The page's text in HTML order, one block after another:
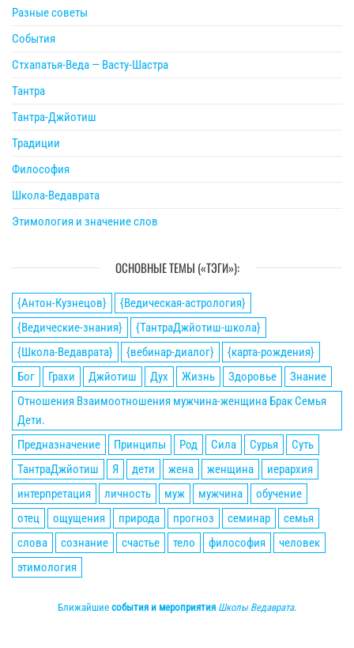
Разные советы
События
Стхапатья-Веда — Васту-Шастра
Тантра
Тантра-Джйотиш
Традиции
Философия
Школа-Ведаврата
Этимология и значение слов
ОСНОВНЫЕ ТЕМЫ («ТЭГИ»):
{Антон-Кузнецов}
{Ведическая-астрология}
{Ведические-знания}
{ТантраДжйотиш-школа}
{Школа-Ведаврата}
{вебинар-диалог}
{карта-рождения}
Бог
Грахи Джйотиш Дух Жизнь Здоровье
Знание
Отношения Взаимоотношения мужчина-женщина Брак Семья
Дети.
Предназначение
Принципы Род Сила Сурья
Суть
ТантраДжйотиш
Я дети жена женщина
иерархия
интерпретация
личность муж мужчина
обучение
отец
ощущения природа прогноз семинар
семья
слова
сознание счастье тело философия
человек
этимология
Ближайшие события и мероприятия Школы Ведаврата.